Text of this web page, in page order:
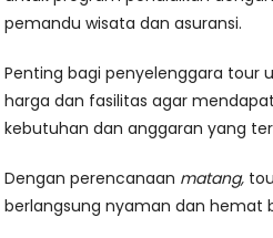
pemandu wisata dan asuransi.
Penting bagi penyelenggara tour
harga dan fasilitas agar
kebutuhan dan anggaran yang
Dengan perencanaan matang,
berlangsung nyaman dan hemat